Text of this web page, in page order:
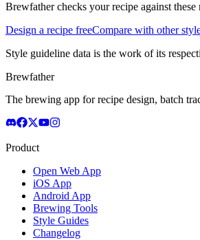
Brewfather checks your recipe against
Design a recipe freeCompare with other
Style guideline data is the work of its
Brewfather
The brewing app for recipe design, batch
Product
Open Web App
iOS App
Android App
Brewing Tools
Style Guides
Changelog